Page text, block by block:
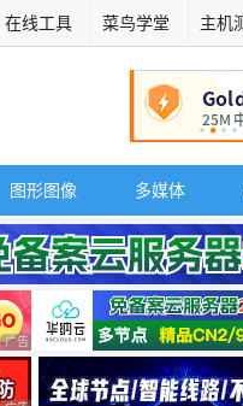
在线工具 菜鸟学堂 主机
图形图像 多媒体
广告 商业广告，理性选择